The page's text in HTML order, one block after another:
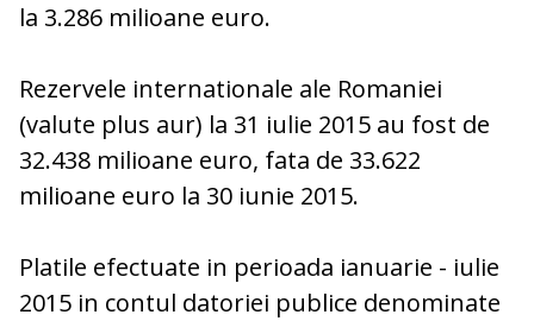
la 3.286 milioane euro.
Rezervele internationale ale Romaniei
(valute plus aur) la 31 iulie 2015 au fost de
32.438 milioane euro, fata de 33.622
milioane euro la 30 iunie 2015.
Platile efectuate in perioada ianuarie - iulie
2015 in contul datoriei publice denominate